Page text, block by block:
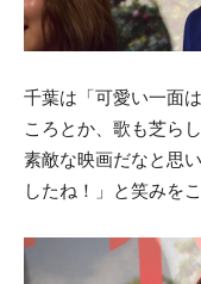
千葉は「可愛い一面
ころとか、歌も芝ら
素敵な映画だなと思
したね！」と笑みをこ